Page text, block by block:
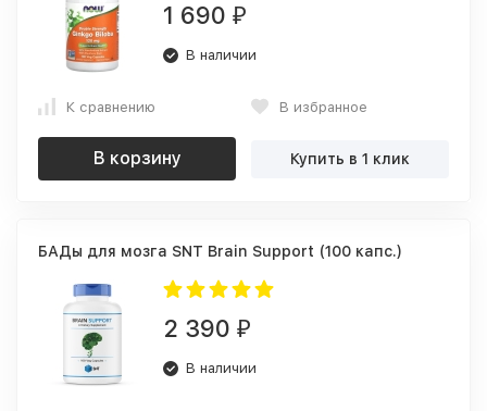
1 690 ₽
В наличии
К сравнению В избранное
В корзину Купить в 1 клик
БАДы для мозга SNT Brain Support (100 капс.)
2 390 ₽
В наличии